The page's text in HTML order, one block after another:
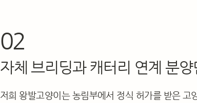
02
자체 브리딩과 캐터리 연계 분양
저희 왕발고양이는 농림부에서 정식 허가를 받은 고